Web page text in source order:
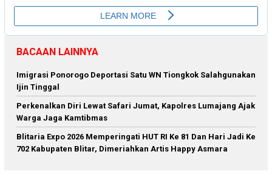
BACAAN LAINNYA
Imigrasi Ponorogo Deportasi Satu WN Tiongkok Salahgunakan
Ijin Tinggal
Perkenalkan Diri Lewat Safari Jumat, Kapolres Lumajang Ajak
Warga Jaga Kamtibmas
Blitaria Expo 2026 Memperingati HUT RI Ke 81 Dan Hari Jadi Ke
702 Kabupaten Blitar, Dimeriahkan Artis Happy Asmara